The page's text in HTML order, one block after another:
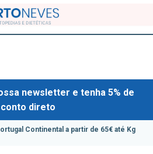
newsletter e tenha 5% de
direto
Continental a partir de 65€ até Kg